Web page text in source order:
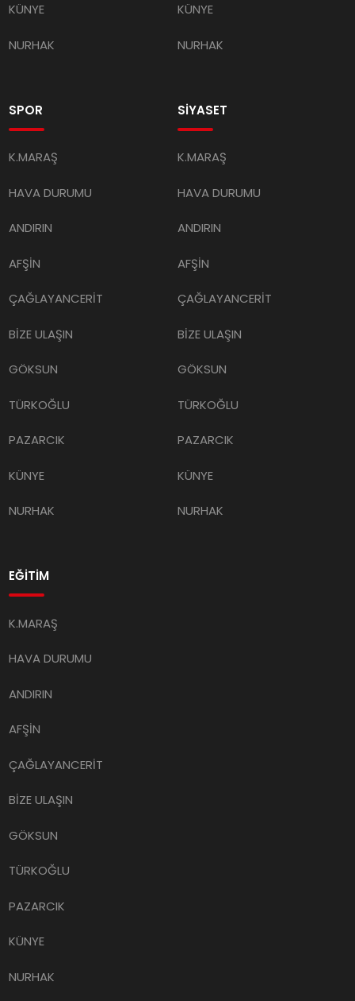
KÜNYE
NURHAK
KÜNYE
NURHAK
SPOR
K.MARAŞ
HAVA DURUMU
ANDIRIN
AFŞİN
ÇAĞLAYANCERİT
BİZE ULAŞIN
GÖKSUN
TÜRKOĞLU
PAZARCIK
KÜNYE
NURHAK
SİYASET
K.MARAŞ
HAVA DURUMU
ANDIRIN
AFŞİN
ÇAĞLAYANCERİT
BİZE ULAŞIN
GÖKSUN
TÜRKOĞLU
PAZARCIK
KÜNYE
NURHAK
EĞİTİM
K.MARAŞ
HAVA DURUMU
ANDIRIN
AFŞİN
ÇAĞLAYANCERİT
BİZE ULAŞIN
GÖKSUN
TÜRKOĞLU
PAZARCIK
KÜNYE
NURHAK